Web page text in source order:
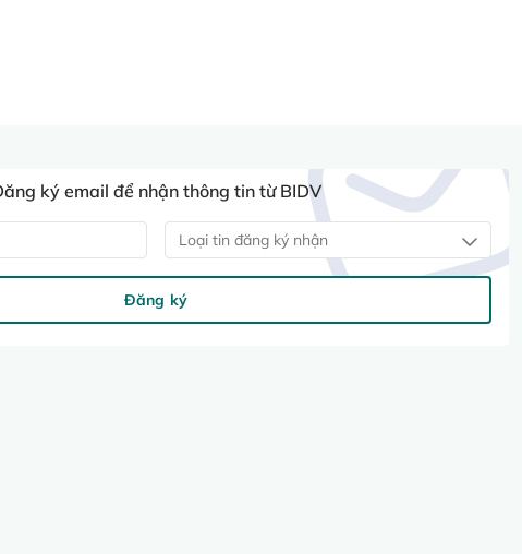
ký email để nhận thông tin từ BIDV
Loại tin đăng ký nhận
Đăng ký